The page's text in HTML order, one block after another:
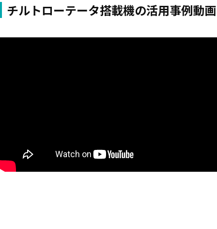
チルトローテータ搭載機の活用事例動画